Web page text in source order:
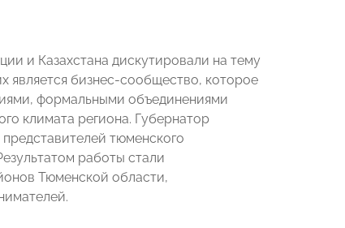
и Казахстана дискутировали на тему
является бизнес-сообщество, которое
формальными объединениями
климата региона. Губернатор
тюменского
работы стали
Тюменской области,